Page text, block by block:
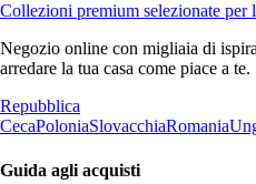
Collezioni premium selezionate per
Negozio online con migliaia di
arredare la tua casa come piace a te.
Repubblica
CecaPoloniaSlovacchiaRomania
Guida agli acquisti